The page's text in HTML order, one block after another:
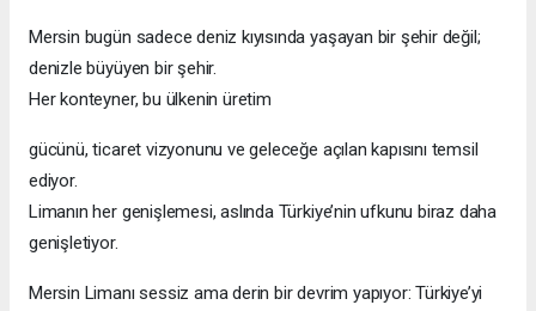
Mersin bugün sadece deniz kıyısında yaşayan bir şehir değil;
denizle büyüyen bir şehir.
Her konteyner, bu ülkenin üretim
gücünü, ticaret vizyonunu ve geleceğe açılan kapısını temsil
ediyor.
Limanın her genişlemesi, aslında Türkiye’nin ufkunu biraz daha
genişletiyor.
Mersin Limanı sessiz ama derin bir devrim yapıyor: Türkiye’yi